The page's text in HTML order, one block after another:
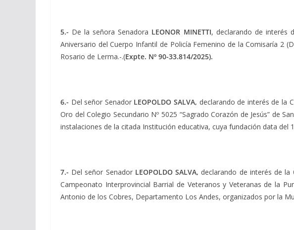
5.- De la señora Senadora LEONOR MINETTI, declarando de interés
Aniversario del Cuerpo Infantil de Policía Femenino de la Comisaría 2
Rosario de Lerma.-.(Expte. Nº 90-33.814/2025).
6.- Del señor Senador LEOPOLDO SALVA, declarando de interés de la
Oro del Colegio Secundario Nº 5025 “Sagrado Corazón de Jesús” de
instalaciones de la citada Institución educativa, cuya fundación data del
7.- Del señor Senador LEOPOLDO SALVA, declarando de interés de la
Campeonato Interprovincial Barrial de Veteranos y Veteranas de la
Antonio de los Cobres, Departamento Los Andes, organizados por la